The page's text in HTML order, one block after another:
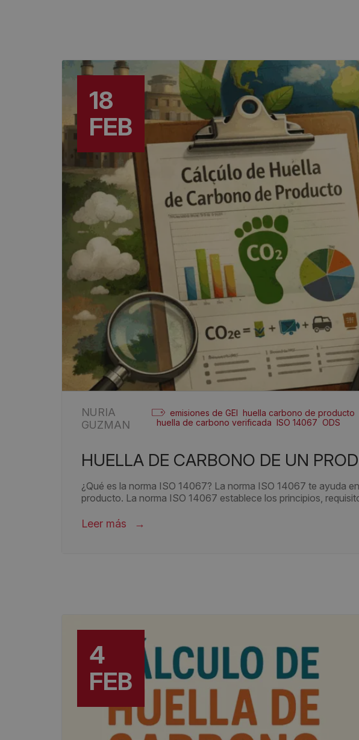
18
FEB
NURIA
GUZMAN
emisiones de GEI huella carbono de producto
huella de carbono verificada ISO 14067 ODS
HUELLA DE CARBONO DE UN
¿Qué es la norma ISO 14067? La norma ISO 14067 te ayuda
producto. La norma ISO 14067 establece los principios,
Leer más
4
FEB